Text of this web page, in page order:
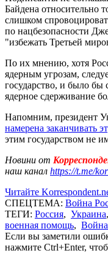
Байдена относительно
слишком
по нацбезопасности
"избежать Третьей
По их мнению, хотя
ядерным угрозам,
государство, и было бы
ядерное сдерживание
Напомним, президент
намерена заканчивать
этим государством не
Новини от
наш канал https://t.me/
Читайте
СПЕЦТЕМА: Война
ТЕГИ: Россия, Украина,
военная помощь,
Если вы заметили
нажмите Ctrl+Enter,